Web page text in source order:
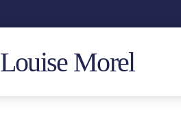
Louise Morel